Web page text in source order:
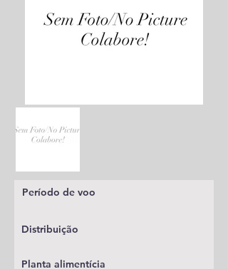
Período de voo
Distribuição
Planta alimentícia